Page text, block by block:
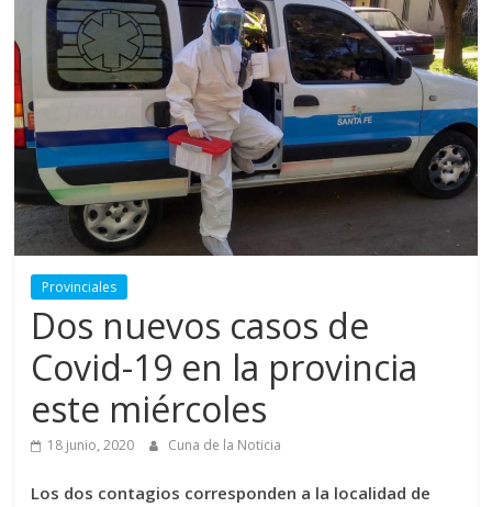
Provinciales
Dos nuevos casos de
Covid-19 en la provincia
este miércoles
18 junio, 2020 Cuna de la Noticia
Los dos contagios corresponden a la localidad de